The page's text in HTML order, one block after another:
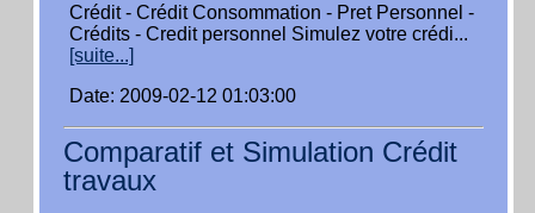
Crédit - Crédit Consommation - Pret Personnel -
Crédits - Credit personnel Simulez votre crédi...
[suite...]
Date: 2009-02-12 01:03:00
Comparatif et Simulation Crédit
travaux